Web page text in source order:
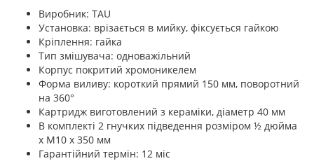
Виробник: TAU
Установка: врізається в мийку, фіксується гайкою
Кріплення: гайка
Тип змішувача: одноважільний
Корпус покритий хромоникелем
Форма виливу: короткий прямий 150 мм, поворотний
на 360°
Картридж виготовлений з кераміки, діаметр 40 мм
В комплекті 2 гнучких підведення розміром ½ дюйма
х М10 х 350 мм
Гарантійний термін: 12 міс